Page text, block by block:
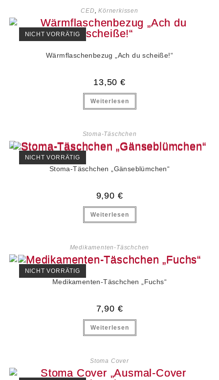
CED,Körnerkissen
NICHT VORRÄTIG
Wärmflaschenbezug „Ach du scheiße!“
13,50 €
Weiterlesen
Stoma-Täschchen
NICHT VORRÄTIG
Stoma-Täschchen „Gänseblümchen“
9,90 €
Weiterlesen
Medikamenten-Täschchen
NICHT VORRÄTIG
Medikamenten-Täschchen „Fuchs“
7,90 €
Weiterlesen
Stoma Cover